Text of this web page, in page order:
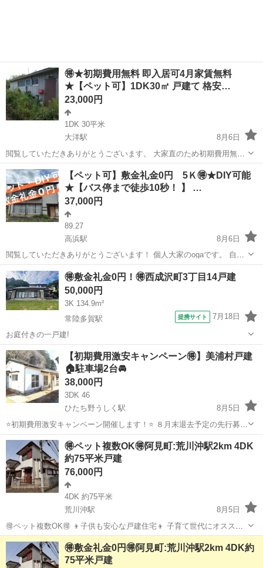
🉐★初期費用無料 即入居可4月家賃無料
★【ペット可】1DK30㎡ 戸建て 格安…
23,000円
1DK 30平米
大洋駅
8月6日
閲覧していただきありがとうございます。 大家直のため初期費用無
料、即入居可能です。 駐車場2台付 臨海鉄道大洗鹿島線「大洋」駅か
ら徒2.1km、建物面積30.41㎡、土地面積153㎡、事務所利用可、バス
トイレ別貸家です...
茨城 鉾田市 大洋駅 一戸建て 無料
【ペット可】敷金礼金0円 5Ｋ🉐★DIY可能
★【バス停まで徒歩10秒！ 】 …
37,000円
89.27
高浜駅
8月6日
閲覧していただきありがとうございます！ 個人大家のogaです。 自然
豊かな立地の木造2階戸建の物件になります！ 現在、残置物片付けと
修繕中ですが内覧可能です！ 89.27㎡、戸建ての貸家です。 複数入居
可能！ ペット...
茨城 小美玉市 高浜駅 一戸建て
🉐敷金礼金0円！🉐西成沢町3丁目14戸建
50,000円
3K 134.9m²
常陸多賀駅
提携サイト 7月18日
お庭付きの一戸建!
茨城 日立市 常陸多賀駅 一戸建て
【初期費用激安キャンペーン🉐】美浦村戸建
🏠駐車場2台🚘
38,000円
3DK 46
ひたち野うしく駅
8月5日
⭐️初期費用激安キャンペーン開催します！⭐️ ８月末退去予定の先行募集
になります😊 初期費用込み込み１万円！ 敷金・礼金・次月分家賃・保
証会社審査料全て大家持ちの為、初期費用が抑えられます😊 この機会
に一度内見へいら...
茨城 稲敷郡 ひたち野うしく駅 一戸建て 美浦村
🉐ペット複数OK🉐阿見町:荒川沖駅2km 4DK
約75平米戸建
76,000円
4DK 約75平米
荒川沖駅
8月5日
🉐ペット複数OK🉐 👦子供も安心な戸建住宅👦 子育て世代にオススメ
✨ 茨城県稲敷郡阿見町戸建の入居者さんを募集します！ 賃貸会社さん
を通すより初期費用を40万以上抑えて入居できます✨ ◆家賃 要相談！
...
茨城 稲敷郡 荒川沖駅 一戸建て 戸建
🉐敷金礼金0円🉐阿見町:荒川沖駅2km 4DK約
75平米戸建